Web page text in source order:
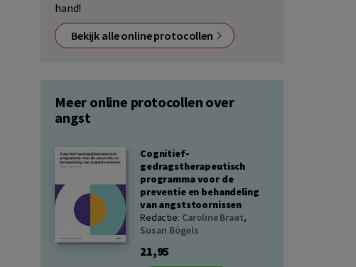
hand!
Bekijk alle online protocollen
Meer online protocollen over
angst
Cognitief-
gedragstherapeutisch
programma voor de
preventie en behandeling
van angststoornissen
Redactie: Caroline Braet,
Susan Bögels
21,95